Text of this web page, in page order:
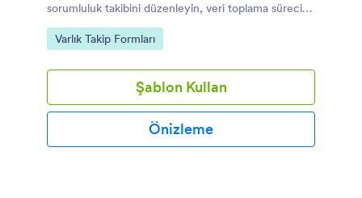
sorumluluk takibini düzenleyin, veri toplama sürecini
hızlandırın ve form yanıtlarını tek yerden yönetin.
Go to Category:
Varlık Takip Formları
Şablon Kullan
Önizleme